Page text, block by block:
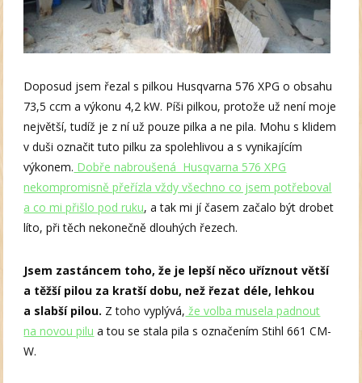
Doposud jsem řezal s pilkou Husqvarna 576 XPG o obsahu
73,5 ccm a výkonu 4,2 kW. Píši pilkou, protože už není moje
největší, tudíž je z ní už pouze pilka a ne pila. Mohu s klidem
v duši označit tuto pilku za spolehlivou a s vynikajícím
výkonem. Dobře nabroušená Husqvarna 576 XPG
nekompromisně přeřízla vždy všechno co jsem potřeboval
a co mi přišlo pod ruku, a tak mi jí časem začalo být drobet
líto, při těch nekonečně dlouhých řezech.
Jsem zastáncem toho, že je lepší něco uříznout větší
a těžší pilou za kratší dobu, než řezat déle, lehkou
a slabší pilou. Z toho vyplývá, že volba musela padnout
na novou pilu a tou se stala pila s označením Stihl 661 CM-
W.